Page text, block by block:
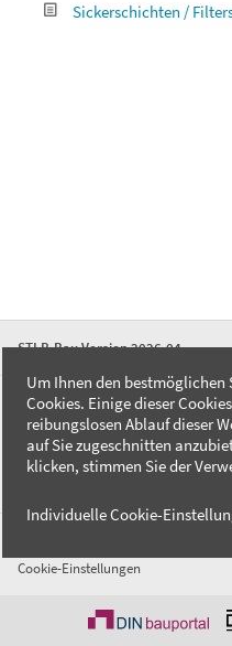
Sickerschichten /
STLB-Bau Version 2026-04
FAQ
Kontakt
Datenschutzerklärung
Cookie-Einstellungen
Um Ihnen den
Cookies. Einige dieser
reibungslosen Ablauf dieser
auf Sie zugeschnitten
klicken, stimmen Sie der
Individuelle Cookie-